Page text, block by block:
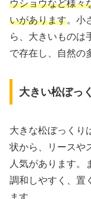
ウショウなど様々
いがあります。小
ら、大きいものは
で存在し、自然の
大きい松ぼっ
大きな松ぼっくり
状から、リースや
人気があります。
調和しやすく、置
ます。